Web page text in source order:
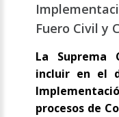
Fuero Civil y
La Suprema
incluir en el
procesos de